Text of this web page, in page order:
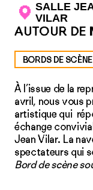
SALLE
VILAR
AUTOUR DE
BORDS DE SCÈNE
À l’issue de la
avril, nous vous
artistique qui
échange
Jean Vilar. La
spectateurs qui
Bord de scène